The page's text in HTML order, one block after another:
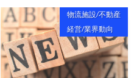
物流施設/不動産
経営/業界動向